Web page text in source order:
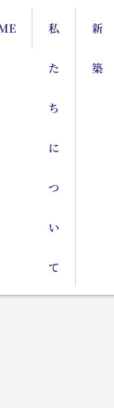
私
た
ち
に
つ
い
て
新
築